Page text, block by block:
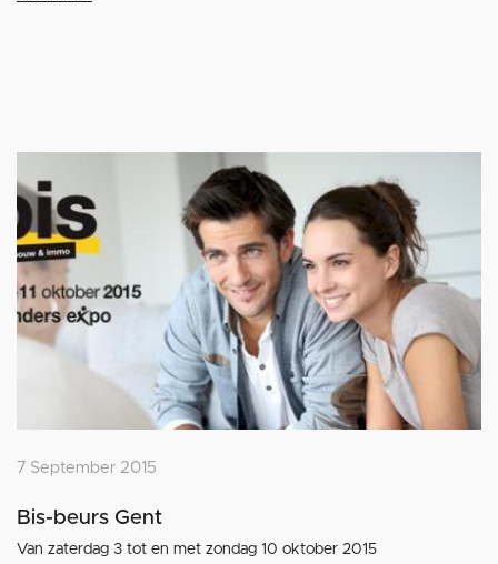
7 September 2015
Bis-beurs Gent
Van zaterdag 3 tot en met zondag 10 oktober 2015